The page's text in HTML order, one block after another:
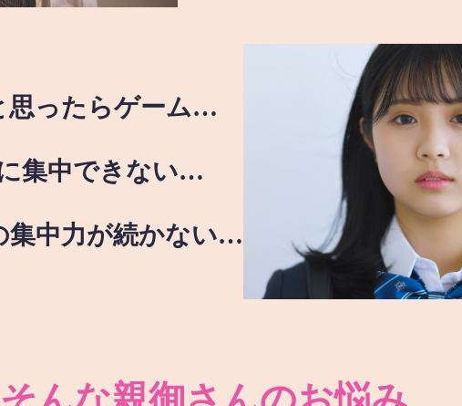
思ったらゲーム…
集中できない…
集中力が続かない…